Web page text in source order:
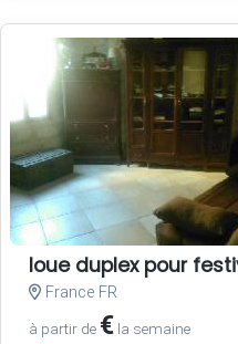
loue duplex pour
France FR
à partir de € la semaine